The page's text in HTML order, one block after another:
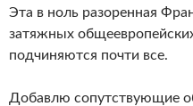
Эта в ноль разоренная
затяжных
подчиняются почти все.
Добавлю сопутствующие